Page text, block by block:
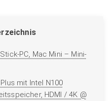
PC, Mac Mini – Mini-
mit Intel N100
HDMI / 4K @